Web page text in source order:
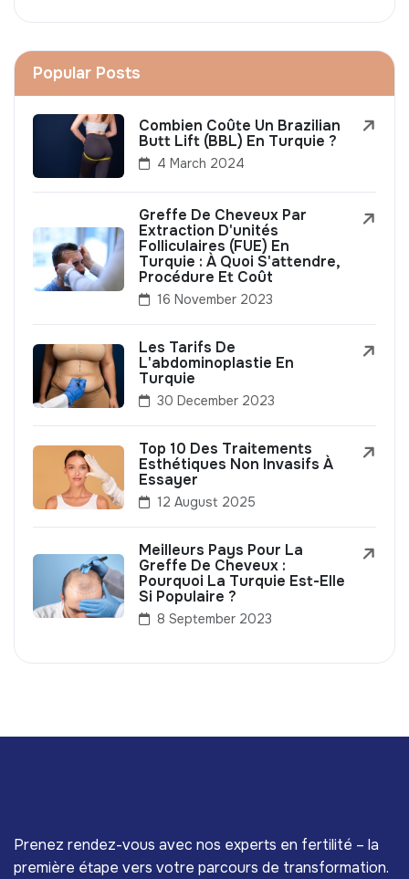
Popular Posts
Combien Coûte Un Brazilian
Butt Lift (BBL) En Turquie ?
4 March 2024
Greffe De Cheveux Par
Extraction D'unités
Folliculaires (FUE) En
Turquie : À Quoi S'attendre,
Procédure Et Coût
16 November 2023
Les Tarifs De
L'abdominoplastie En
Turquie
30 December 2023
Top 10 Des Traitements
Esthétiques Non Invasifs À
Essayer
12 August 2025
Meilleurs Pays Pour La
Greffe De Cheveux :
Pourquoi La Turquie Est-Elle
Si Populaire ?
8 September 2023
Prenez rendez-vous avec nos experts en fertilité – la
première étape vers votre parcours de transformation.